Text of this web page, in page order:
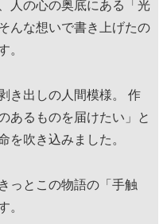
人の心の奥底にある「光
んな想いで書き上げたの
。
き出しの人間模様。 作
あるものを届けたい」と
を吹き込みました。
っとこの物語の「手触
。